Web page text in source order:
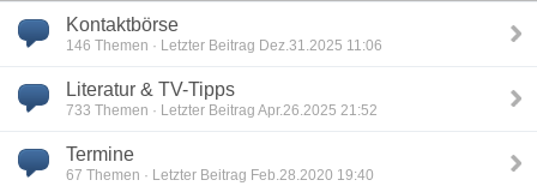
Kontaktbörse
146 Themen · Letzter Beitrag Dez.31.2025 11:06
Literatur & TV-Tipps
733 Themen · Letzter Beitrag Apr.26.2025 21:52
Termine
67 Themen · Letzter Beitrag Feb.28.2020 19:40